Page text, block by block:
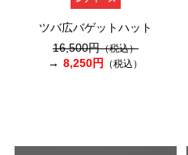
ツバ広バゲットハット
16,500円（税込）
8,250円 （税込）